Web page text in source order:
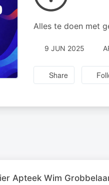
Alles te doen met
9 JUN 2025
Share
Apteek Wim